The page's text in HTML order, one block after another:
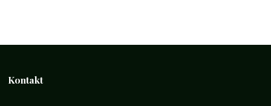
Kontakt